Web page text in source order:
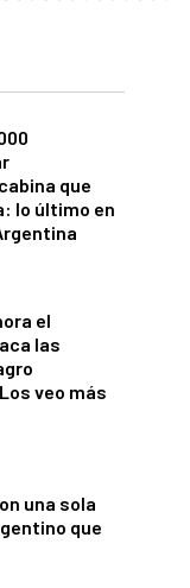
que
lo último en
el
las
veo más
una sola
que